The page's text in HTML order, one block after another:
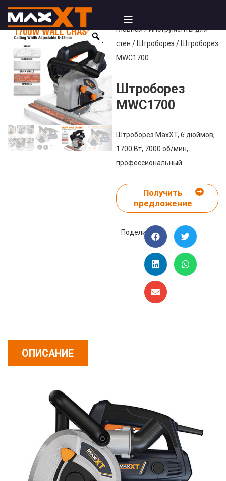
Главная/Инструменты для
стен / Штроборез / Штроборез
MWC1700
Штроборез
MWC1700
Штроборез MaxXT, 6 дюймов,
1700 Вт, 7000 об/мин,
профессиональный
Получить
предложение
Поделиться:
ОПИСАНИЕ